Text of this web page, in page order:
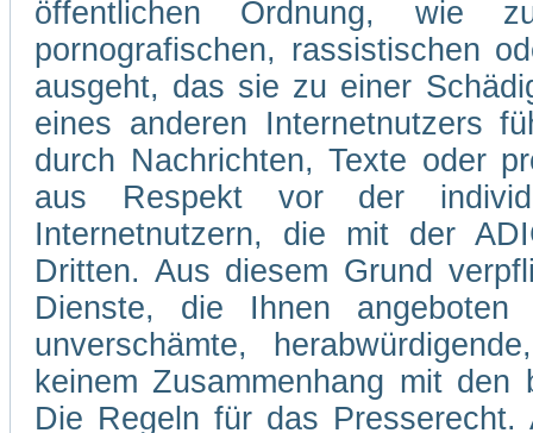
öffentlichen Ordnung, wie
pornografischen, rassistischen
ausgeht, das sie zu einer
eines anderen Internetnutzers
durch Nachrichten, Texte oder
aus Respekt vor der
Internetnutzern, die mit der
Dritten. Aus diesem Grund
Dienste, die Ihnen angeboten
unverschämte,
keinem Zusammenhang mit
Die Regeln für das